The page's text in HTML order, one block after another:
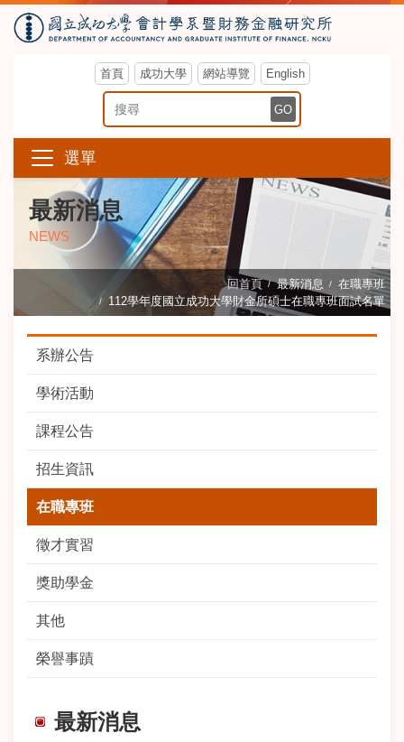
首頁 成功大學 網站導覽 English
搜尋關鍵字 GO
選單
最新消息
NEWS
回首頁 最新消息
在職專班
112學年度國立成功大學財金所碩士在職專班面試名單
系辦公告
學術活動
課程公告
招生資訊
在職專班
徵才實習
獎助學金
其他
榮譽事蹟
最新消息